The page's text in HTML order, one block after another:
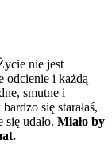
nie jest
odcienie i każdą
smutne i
się starałaś,
się udało. Miało by